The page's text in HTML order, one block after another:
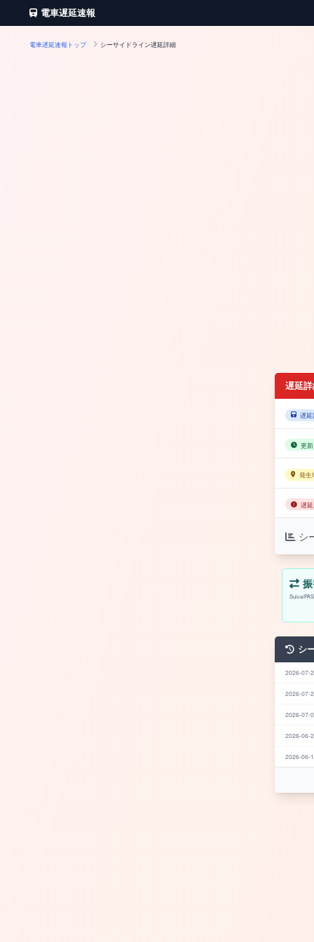
電車遅延速報
電車遅延速報トップ シーサイドライン遅延詳細
遅延
遅延
更
発生
遅
シ
Suica/
シ
2026-07-
2026-07-
2026-07-
2026-06-
2026-06-